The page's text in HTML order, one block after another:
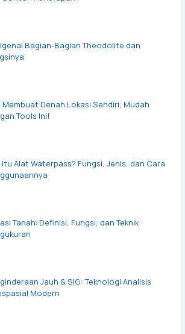
Bagian-Bagian Theodolite dan
Membuat Denah Lokasi Sendiri, Mudah
Tools Ini!
Itu Alat Waterpass? Fungsi, Jenis, dan Cara
Tanah: Definisi, Fungsi, dan Teknik
Jauh & SIG: Teknologi Analisis
Modern